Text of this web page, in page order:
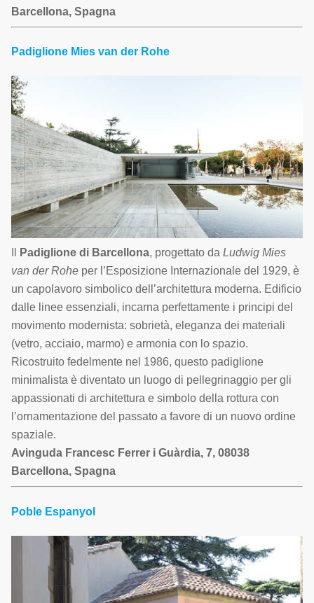
Barcellona, Spagna
Padiglione Mies van der Rohe
Padiglione di Barcellona, progettato da Ludwig Mies
van der Rohe per l’Esposizione Internazionale del 1929, è
un capolavoro simbolico dell’architettura moderna. Edificio
dalle linee essenziali, incarna perfettamente i principi del
movimento modernista: sobrietà, eleganza dei materiali
(vetro, acciaio, marmo) e armonia con lo spazio.
Ricostruito fedelmente nel 1986, questo padiglione
minimalista è diventato un luogo di pellegrinaggio per gli
appassionati di architettura e simbolo della rottura con
l’ornamentazione del passato a favore di un nuovo ordine
spaziale.
Avinguda Francesc Ferrer i Guàrdia, 7, 08038
Barcellona, Spagna
Poble Espanyol